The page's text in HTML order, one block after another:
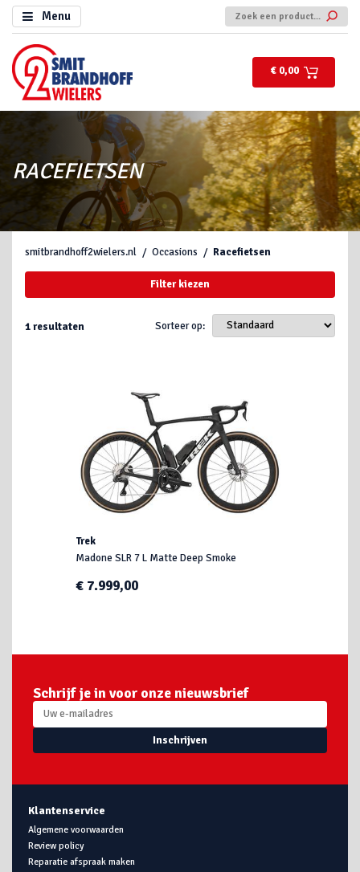
Menu
€ 0,00
RACEFIETSEN
smitbrandhoff2wielers.nl Occasions Racefietsen
Filter kiezen
1resultaten Sorteer op:
Trek
Madone SLR 7 L Matte Deep Smoke
€ 7.999,00
Schrijf je in voor onze nieuwsbrief
Inschrijven
Klantenservice
Algemene voorwaarden
Review policy
Reparatie afspraak maken